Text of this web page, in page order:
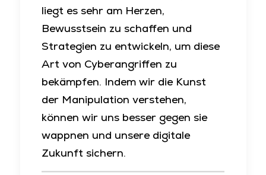
liegt es sehr am Herzen,
Bewusstsein zu schaffen und
Strategien zu entwickeln, um diese
Art von Cyberangriffen zu
bekämpfen. Indem wir die Kunst
der Manipulation verstehen,
können wir uns besser gegen sie
wappnen und unsere digitale
Zukunft sichern.